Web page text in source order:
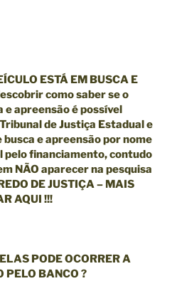
ESTÁ EM BUSCA E
como saber se o
e apreensão é possível
de Justiça Estadual e
e apreensão por nome
pelo financiamento, contudo
NÃO aparecer na pesquisa
DE JUSTIÇA – MAIS
AQUI !!!
PODE OCORRER A
PELO BANCO ?